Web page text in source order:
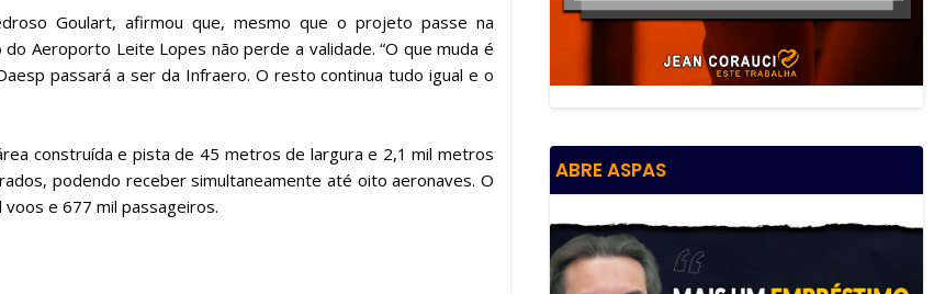
Goulart, afirmou que, mesmo que o projeto passe na
Aeroporto Leite Lopes não perde a validade. “O que muda é
passará a ser da Infraero. O resto continua tudo igual e o
construída e pista de 45 metros de largura e 2,1 mil metros
podendo receber simultaneamente até oito aeronaves. O
e 677 mil passageiros.
ABRE ASPAS